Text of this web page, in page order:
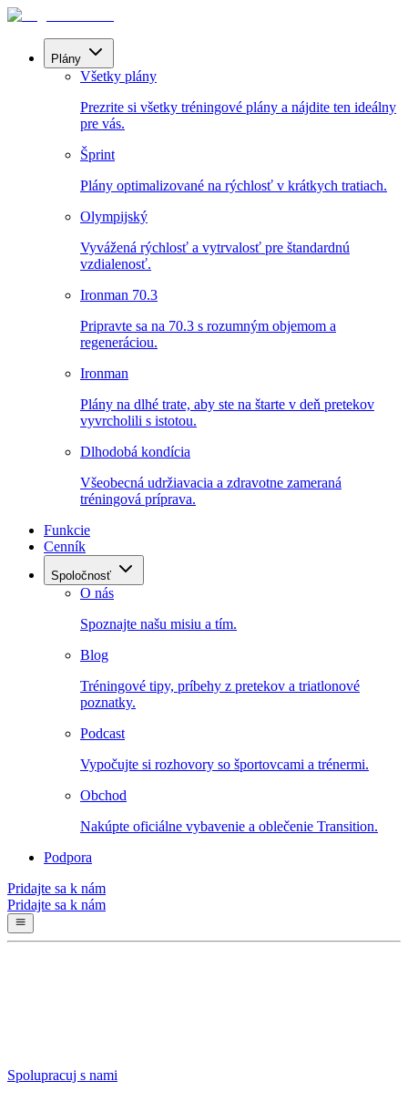
Plány
Všetky plány
Prezrite si všetky tréningové plány a nájdite ten ideálny
pre vás.
Šprint
Plány optimalizované na rýchlosť v krátkych tratiach.
Olympijský
Vyvážená rýchlosť a vytrvalosť pre štandardnú
vzdialenosť.
Ironman 70.3
Pripravte sa na 70.3 s rozumným objemom a
regeneráciou.
Ironman
Plány na dlhé trate, aby ste na štarte v deň pretekov
vyvrcholili s istotou.
Dlhodobá kondícia
Všeobecná udržiavacia a zdravotne zameraná
tréningová príprava.
Funkcie
Cenník
Spoločnosť
O nás
Spoznajte našu misiu a tím.
Blog
Tréningové tipy, príbehy z pretekov a triatlonové
poznatky.
Podcast
Vypočujte si rozhovory so športovcami a trénermi.
Obchod
Nakúpte oficiálne vybavenie a oblečenie Transition.
Podpora
Pridajte sa k nám
Pridajte sa k nám
Spolupracuj s nami